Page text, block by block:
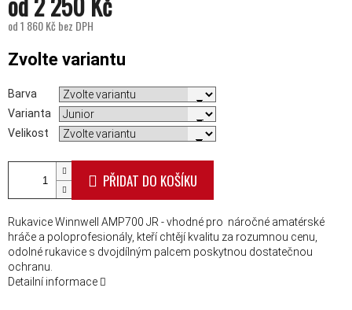
od1 860 Kč bez DPH
Zvolte variantu
Barva
Varianta
Velikost
PŘIDAT DO KOŠÍKU
Rukavice Winnwell AMP700 JR - vhodné pro náročné amatérské
hráče a poloprofesionály, kteří chtějí kvalitu za rozumnou cenu,
odolné rukavice s dvojdílným palcem poskytnou dostatečnou
ochranu.
Detailní informace